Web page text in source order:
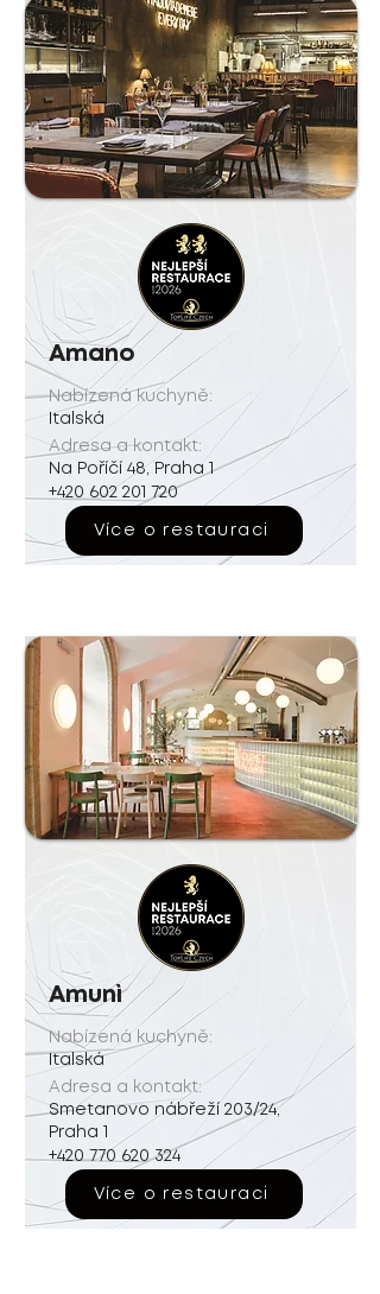
Amano
Nabízená kuchyně:
Italská
Adresa a kontakt:
Na Poříčí 48, Praha 1
+420 602 201 720
Více o restauraci
Amunì
Nabízená kuchyně:
Italská
Adresa a kontakt:
Smetanovo nábřeží 203/24,
Praha 1
+420 770 620 324
Více o restauraci